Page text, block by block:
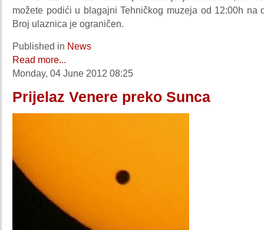
možete podići u blagajni Tehničkog muzeja od 12:00h na
Broj ulaznica je ograničen.
Published in News
Read more...
Monday, 04 June 2012 08:25
Prijelaz Venere preko Sunca